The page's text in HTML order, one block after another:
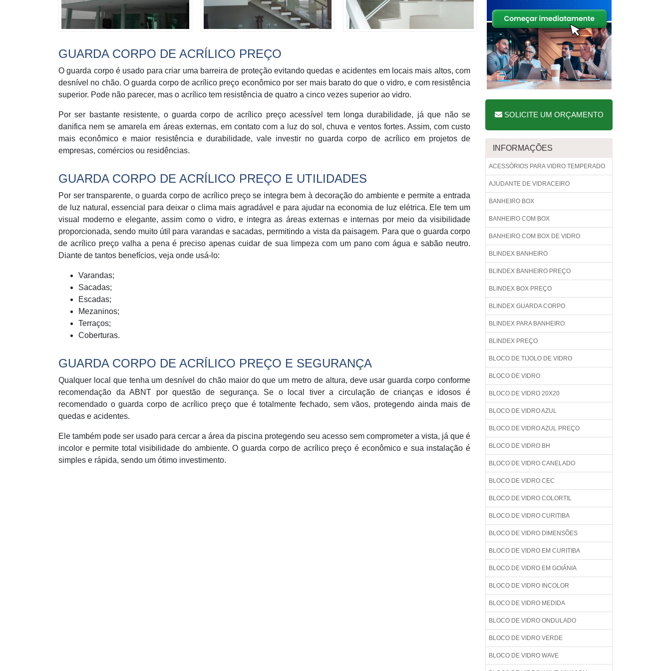
GUARDA CORPO DE ACRÍLICO PREÇO
O guarda corpo é usado para criar uma barreira de proteção evitando quedas e acidentes em locais mais altos, com
desnível no chão. O guarda corpo de acrílico preço econômico por ser mais barato do que o vidro, e com resistência
superior. Pode não parecer, mas o acrílico tem resistência de quatro a cinco vezes superior ao vidro.
Por ser bastante resistente, o guarda corpo de acrílico preço acessível tem longa durabilidade, já que não se
danifica nem se amarela em áreas externas, em contato com a luz do sol, chuva e ventos fortes. Assim, com custo
mais econômico e maior resistência e durabilidade, vale investir no guarda corpo de acrílico em projetos de
empresas, comércios ou residências.
GUARDA CORPO DE ACRÍLICO PREÇO E UTILIDADES
Por ser transparente, o guarda corpo de acrílico preço se integra bem à decoração do ambiente e permite a entrada
de luz natural, essencial para deixar o clima mais agradável e para ajudar na economia de luz elétrica. Ele tem um
visual moderno e elegante, assim como o vidro, e integra as áreas externas e internas por meio da visibilidade
proporcionada, sendo muito útil para varandas e sacadas, permitindo a vista da paisagem. Para que o guarda corpo
de acrílico preço valha a pena é preciso apenas cuidar de sua limpeza com um pano com água e sabão neutro.
Diante de tantos benefícios, veja onde usá-lo:
Varandas;
Sacadas;
Escadas;
Mezaninos;
Terraços;
Coberturas.
GUARDA CORPO DE ACRÍLICO PREÇO E SEGURANÇA
Qualquer local que tenha um desnível do chão maior do que um metro de altura, deve usar guarda corpo conforme
recomendação da ABNT por questão de segurança. Se o local tiver a circulação de crianças e idosos é
recomendado o guarda corpo de acrílico preço que é totalmente fechado, sem vãos, protegendo ainda mais de
quedas e acidentes.
Ele também pode ser usado para cercar a área da piscina protegendo seu acesso sem comprometer a vista, já que é
incolor e permite total visibilidade do ambiente. O guarda corpo de acrílico preço é econômico e sua instalação é
simples e rápida, sendo um ótimo investimento.
SOLICITE UM ORÇAMENTO
INFORMAÇÕES
ACESSÓRIOS PARA VIDRO TEMPERADO
AJUDANTE DE VIDRACEIRO
BANHEIRO BOX
BANHEIRO COM BOX
BANHEIRO COM BOX DE VIDRO
BLINDEX BANHEIRO
BLINDEX BANHEIRO PREÇO
BLINDEX BOX PREÇO
BLINDEX GUARDA CORPO
BLINDEX PARA BANHEIRO
BLINDEX PREÇO
BLOCO DE TIJOLO DE VIDRO
BLOCO DE VIDRO
BLOCO DE VIDRO 20X20
BLOCO DE VIDRO AZUL
BLOCO DE VIDRO AZUL PREÇO
BLOCO DE VIDRO BH
BLOCO DE VIDRO CANELADO
BLOCO DE VIDRO CEC
BLOCO DE VIDRO COLORTIL
BLOCO DE VIDRO CURITIBA
BLOCO DE VIDRO DIMENSÕES
BLOCO DE VIDRO EM CURITIBA
BLOCO DE VIDRO EM GOIÂNIA
BLOCO DE VIDRO INCOLOR
BLOCO DE VIDRO MEDIDA
BLOCO DE VIDRO ONDULADO
BLOCO DE VIDRO VERDE
BLOCO DE VIDRO WAVE